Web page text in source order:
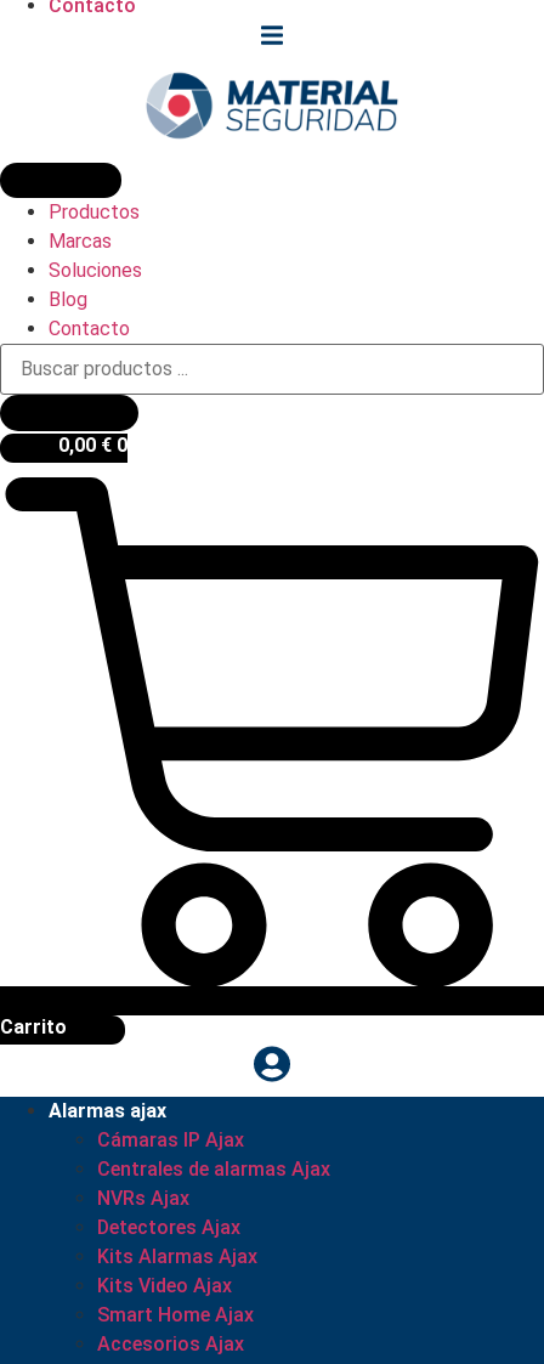
Contacto
Productos
Marcas
Soluciones
Blog
Contacto
Búsqueda
productos
0,00 € 0
Carrito
Alarmas ajax
Cámaras IP Ajax
Centrales de alarmas Ajax
NVRs Ajax
Detectores Ajax
Kits Alarmas Ajax
Kits Video Ajax
Smart Home Ajax
Accesorios Ajax